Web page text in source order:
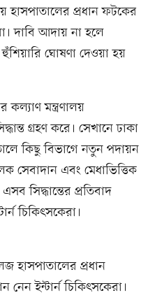
হাসপাতালের প্রধান ফটকের
দাবি আদায় না হলে
ঘোষণা দেওয়া হয়
কল্যাণ মন্ত্রণালয়
গ্রহণ করে। সেখানে ঢাকা
কিছু বিভাগে নতুন পদায়ন
সেবাদান এবং মেধাভিত্তিক
সিদ্ধান্তের প্রতিবাদ
চিকিৎসকেরা।
হাসপাতালের প্রধান
নেন ইন্টার্ন চিকিৎসকেরা।